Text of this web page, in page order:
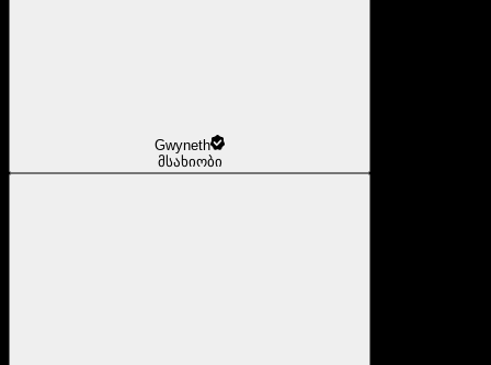
Gwyneth
მსახიობი